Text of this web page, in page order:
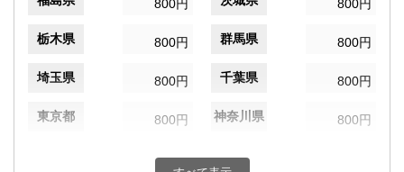
800円 800円
栃木県 800円 群馬県 800円
埼玉県 800円 千葉県 800円
東京都 800円 神奈川県 800円
800円 富山県